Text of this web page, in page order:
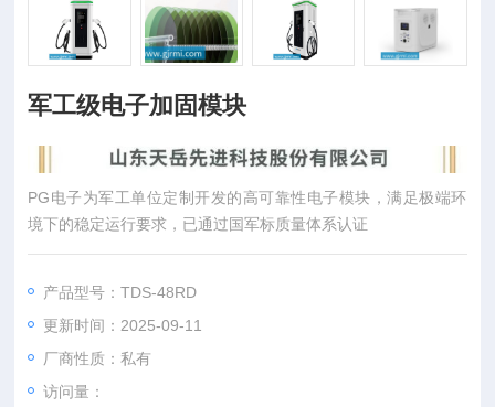
军工级电子加固模块
产品简介
PG电子为军工单位定制开发的高可靠性电子模块，满足极端环
境下的稳定运行要求，已通过国军标质量体系认证
产品型号：TDS-48RD
更新时间：2025-09-11
厂商性质：私有
访问量：